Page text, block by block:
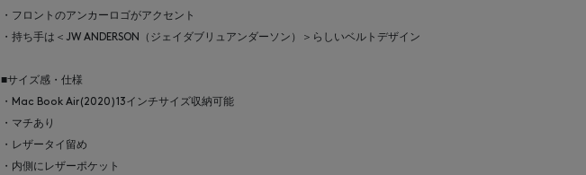
・フロントのアンカーロゴがアクセント
・持ち手は＜JW ANDERSON（ジェイダブリュアンダーソン）＞らしいベルトデザイン
■サイズ感・仕様
・Mac Book Air(2020)13インチサイズ収納可能
・マチあり
・レザータイ留め
・内側にレザーポケット